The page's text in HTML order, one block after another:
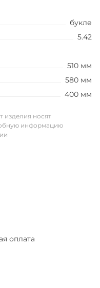
букле
5.42
510 мм
580 мм
400 мм
изделия носят
информацию
оплата